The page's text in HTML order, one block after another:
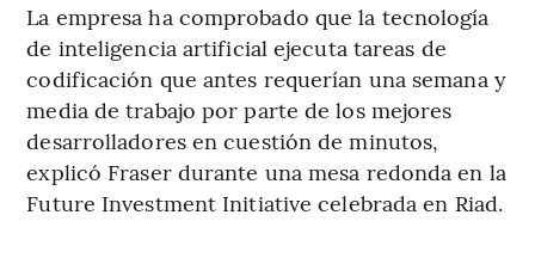
La empresa ha comprobado que la tecnología
de inteligencia artificial ejecuta tareas de
codificación que antes requerían una semana y
media de trabajo por parte de los mejores
desarrolladores en cuestión de minutos,
explicó Fraser durante una mesa redonda en la
Future Investment Initiative celebrada en Riad.